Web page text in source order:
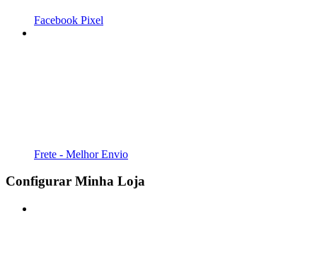
Facebook Pixel
Frete - Melhor Envio
Configurar Minha Loja